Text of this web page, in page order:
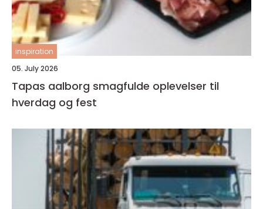
inspiration
05. July 2026
Tapas aalborg smagfulde oplevelser til
hverdag og fest